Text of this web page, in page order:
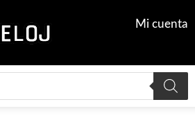
Mi cuenta